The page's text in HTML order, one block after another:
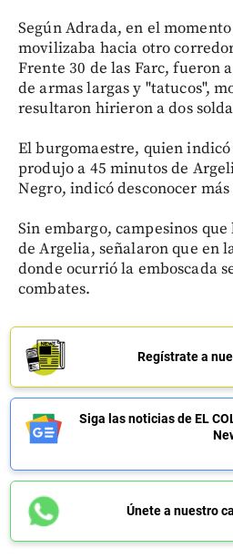
Según Adrada, en el
movilizaba hacia otro
Frente 30 de las Farc, fueron
de armas largas y "tatucos",
resultaron hirieron a dos
El burgomaestre, quien indicó
produjo a 45 minutos de
Negro, indicó desconocer
Sin embargo, campesinos
de Argelia, señalaron que en
donde ocurrió la emboscada
combates.
Regístrate a
Siga las noticias de EL
Únete a nuestro